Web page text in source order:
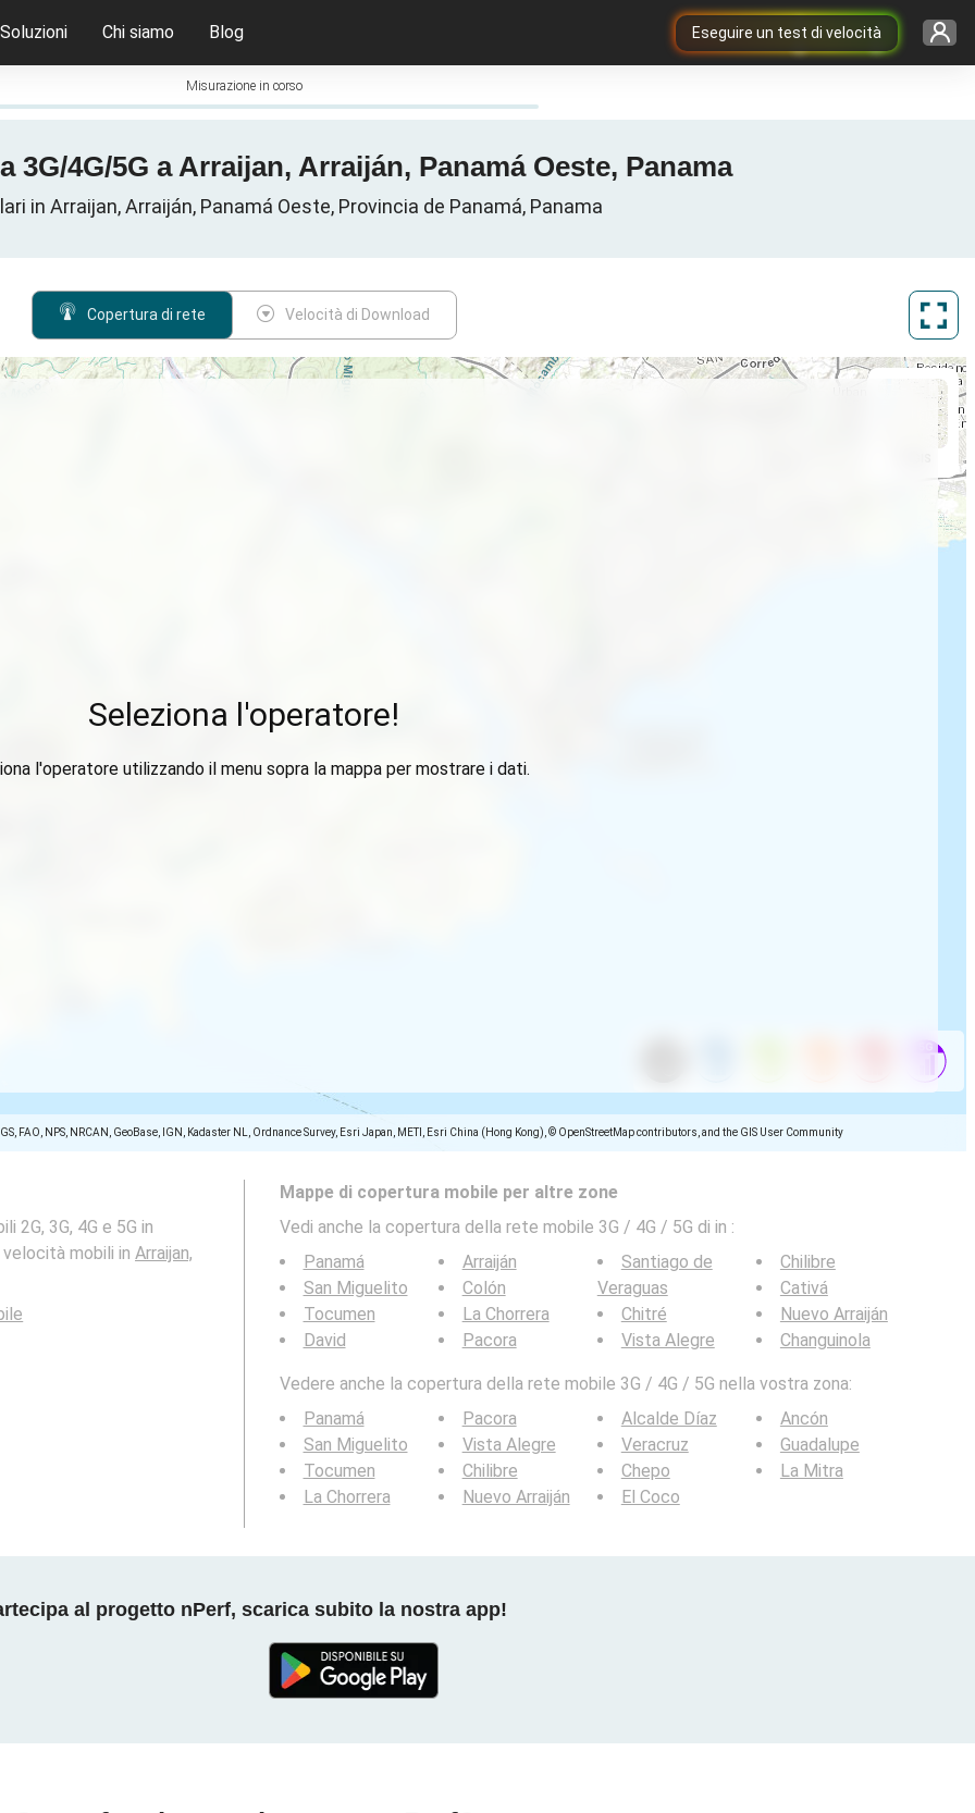
Eseguire un test di velocità
Soluzioni Chi siamo Blog
Misurazione in corso
3G/4G/5G a Arraijan, Arraiján, Panamá Oeste, Panama
in Arraijan, Arraiján, Panamá Oeste, Provincia de Panamá, Panama
Copertura di rete Velocità di Download
FAO, NPS, NRCAN, GeoBase, IGN, Kadaster NL, Ordnance Survey, Esri Japan, METI, Esri China (Hong Kong), © OpenStreetMap contributors, and the GIS User Community
Seleziona l'operatore!
l'operatore utilizzando il menu sopra la mappa per mostrare i dati.
2G, 3G, 4G e 5G in
velocità mobili in Arraijan,
Mappe di copertura mobile per altre zone
Vedi anche la copertura della rete mobile 3G / 4G / 5G di in :
Panamá
San Miguelito
Tocumen
David
Arraiján
Colón
La Chorrera
Pacora
Santiago de
Veraguas
Chitré
Vista Alegre
Chilibre
Cativá
Nuevo Arraiján
Changuinola
Vedere anche la copertura della rete mobile 3G / 4G / 5G nella vostra zona:
Panamá
San Miguelito
Tocumen
La Chorrera
Pacora
Vista Alegre
Chilibre
Nuevo Arraiján
Alcalde Díaz
Veracruz
Chepo
El Coco
Ancón
Guadalupe
La Mitra
al progetto nPerf, scarica subito la nostra app!